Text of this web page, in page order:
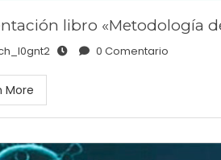
libro «Metodología
0 Comentario
More